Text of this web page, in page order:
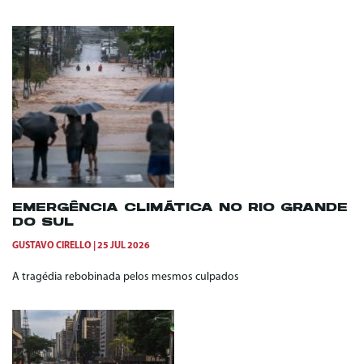
EMERGÊNCIA CLIMÁTICA NO RIO GRANDE
DO SUL
GUSTAVO CIRELLO 25 JUL 2026
A tragédia rebobinada pelos mesmos culpados